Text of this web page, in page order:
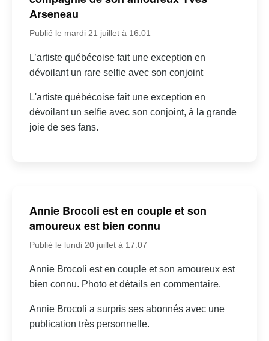
Arseneau
Publié le mardi 21 juillet à 16:01
L’artiste québécoise fait une exception en
dévoilant un rare selfie avec son conjoint
L'artiste québécoise fait une exception en
dévoilant un selfie avec son conjoint, à la grande
joie de ses fans.
Annie Brocoli est en couple et son
amoureux est bien connu
Publié le lundi 20 juillet à 17:07
Annie Brocoli est en couple et son amoureux est
bien connu. Photo et détails en commentaire.
Annie Brocoli a surpris ses abonnés avec une
publication très personnelle.